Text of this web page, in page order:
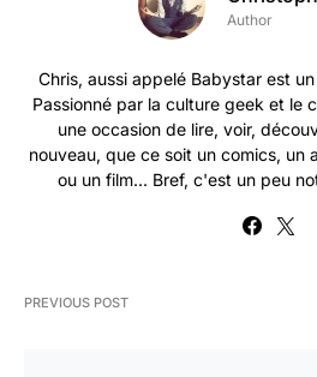
Author
Chris, aussi appelé Babystar est
Passionné par la culture geek et le
une occasion de lire, voir,
nouveau, que ce soit un comics, un
ou un film... Bref, c'est un peu
PREVIOUS POST